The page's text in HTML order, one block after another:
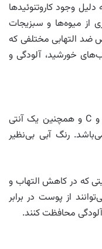
وجود کاروتنوئیدها
از میوه‌ها و سبزیجات
ضد التهابی مختلفی که
خورشید، آلودگی و
بلوبری حاوی مقدار زیادی ویتامین‌های A و C و همچنین یک آنتی
رنگ آبی بی‌نظیر
که در کاهش التهاب و
از پوست در برابر
محافظت کنند.